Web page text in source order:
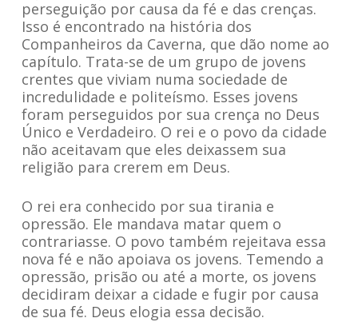
perseguição por causa da fé e das crenças.
Isso é encontrado na história dos
Companheiros da Caverna, que dão nome ao
capítulo. Trata-se de um grupo de jovens
crentes que viviam numa sociedade de
incredulidade e politeísmo. Esses jovens
foram perseguidos por sua crença no Deus
Único e Verdadeiro. O rei e o povo da cidade
não aceitavam que eles deixassem sua
religião para crerem em Deus.
O rei era conhecido por sua tirania e
opressão. Ele mandava matar quem o
contrariasse. O povo também rejeitava essa
nova fé e não apoiava os jovens. Temendo a
opressão, prisão ou até a morte, os jovens
decidiram deixar a cidade e fugir por causa
de sua fé. Deus elogia essa decisão.